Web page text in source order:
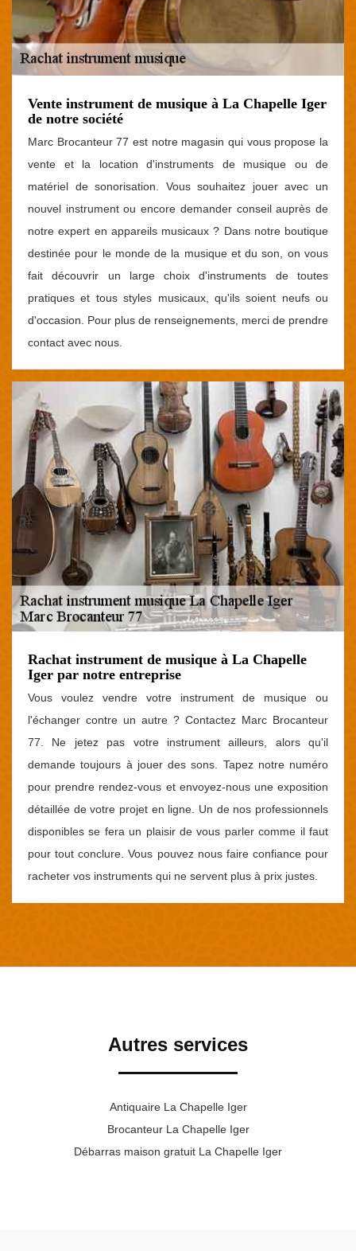
Vente instrument de musique à La Chapelle Iger
de notre société
Marc Brocanteur 77 est notre magasin qui vous propose la
vente et la location d'instruments de musique ou de
matériel de sonorisation. Vous souhaitez jouer avec un
nouvel instrument ou encore demander conseil auprès de
notre expert en appareils musicaux ? Dans notre boutique
destinée pour le monde de la musique et du son, on vous
fait découvrir un large choix d'instruments de toutes
pratiques et tous styles musicaux, qu'ils soient neufs ou
d'occasion. Pour plus de renseignements, merci de prendre
contact avec nous.
Rachat instrument de musique à La Chapelle
Iger par notre entreprise
Vous voulez vendre votre instrument de musique ou
l'échanger contre un autre ? Contactez Marc Brocanteur
77. Ne jetez pas votre instrument ailleurs, alors qu'il
demande toujours à jouer des sons. Tapez notre numéro
pour prendre rendez-vous et envoyez-nous une exposition
détaillée de votre projet en ligne. Un de nos professionnels
disponibles se fera un plaisir de vous parler comme il faut
pour tout conclure. Vous pouvez nous faire confiance pour
racheter vos instruments qui ne servent plus à prix justes.
Autres services
Antiquaire La Chapelle Iger
Brocanteur La Chapelle Iger
Débarras maison gratuit La Chapelle Iger